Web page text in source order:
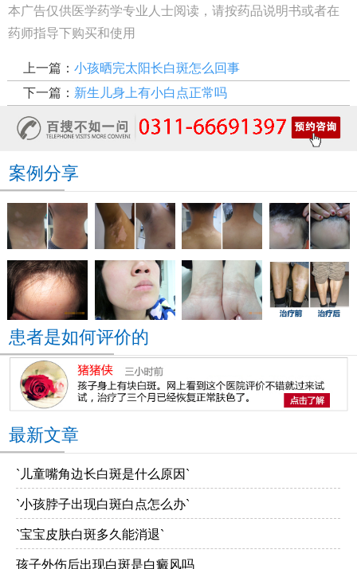
本广告仅供医学药学专业人士阅读，请按药品说明书或者在
药师指导下购买和使用
上一篇： 小孩晒完太阳长白斑怎么回事
下一篇： 新生儿身上有小白点正常吗
案例分享
患者是如何评价的
最新文章
`儿童嘴角边长白斑是什么原因`
`小孩脖子出现白斑白点怎么办`
`宝宝皮肤白斑多久能消退`
孩子外伤后出现白斑是白癜风吗